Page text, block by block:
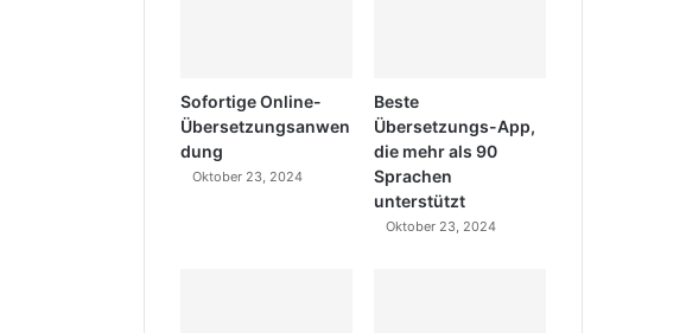
Sofortige Online-
Übersetzungsanwen
dung
Oktober 23, 2024
Beste
Übersetzungs-App,
die mehr als 90
Sprachen
unterstützt
Oktober 23, 2024